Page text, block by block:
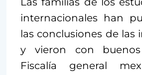
internacionales han
las conclusiones de las
y vieron con
Fiscalía general